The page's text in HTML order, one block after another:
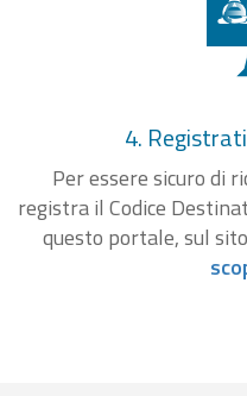
4.
Per essere sicuro di
registra il Codice
questo portale, sul